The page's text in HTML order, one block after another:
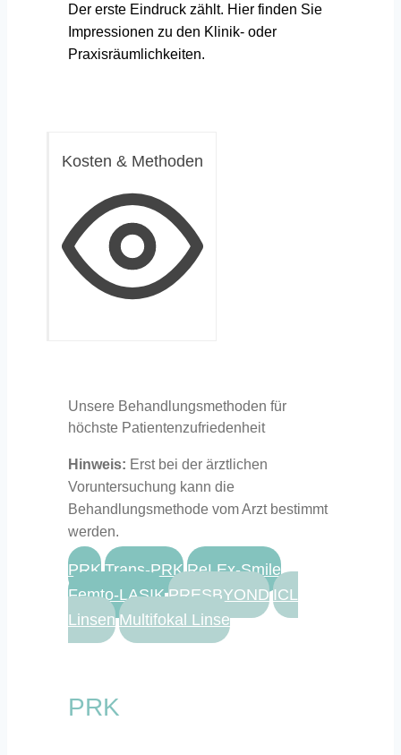
Der erste Eindruck zählt. Hier finden Sie
Impressionen zu den Klinik- oder
Praxisräumlichkeiten.
Kosten & Methoden
Unsere Behandlungsmethoden für
höchste Patientenzufriedenheit
Hinweis: Erst bei der ärztlichen
Voruntersuchung kann die
Behandlungsmethode vom Arzt bestimmt
werden.
PRK Trans-PRK ReLEx-Smile
Femto-LASIK PRESBYOND ICL
Linsen Multifokal Linse
PRK